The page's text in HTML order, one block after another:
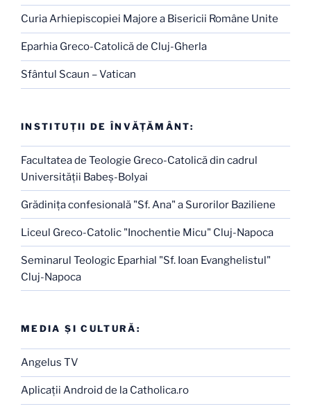
Curia Arhiepiscopiei Majore a Bisericii Române Unite
Eparhia Greco-Catolică de Cluj-Gherla
Sfântul Scaun – Vatican
INSTITUŢII DE ÎNVĂŢĂMÂNT:
Facultatea de Teologie Greco-Catolică din cadrul
Universităţii Babeş-Bolyai
Grădiniţa confesională "Sf. Ana" a Surorilor Baziliene
Liceul Greco-Catolic "Inochentie Micu" Cluj-Napoca
Seminarul Teologic Eparhial "Sf. Ioan Evanghelistul"
Cluj-Napoca
MEDIA ŞI CULTURĂ:
Angelus TV
Aplicaţii Android de la Catholica.ro